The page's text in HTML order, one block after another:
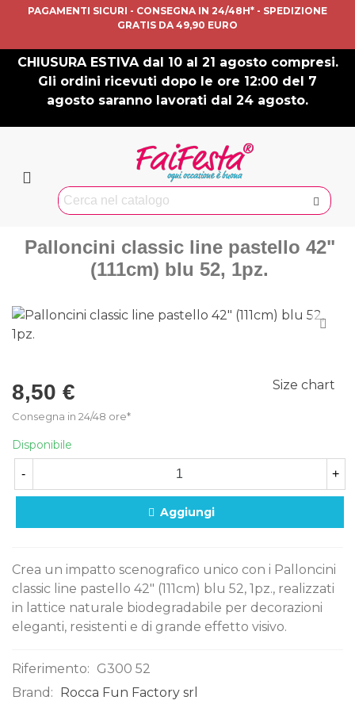
PAGAMENTI SICURI - CONSEGNA IN 24/48H* - SPEDIZIONE
GRATIS DA 49,90 EURO
CHIUSURA ESTIVA dal 10 al 21 agosto compresi.
Gli ordini ricevuti dopo le ore 12:00 del 7
agosto saranno lavorati dal 24 agosto.
Palloncini classic line pastello 42"
(111cm) blu 52, 1pz.
8,50 €
Consegna in 24/48 ore*
Size chart
Disponibile
- +
Aggiungi
Crea un impatto scenografico unico con i Palloncini
classic line pastello 42" (111cm) blu 52, 1pz., realizzati
in lattice naturale biodegradabile per decorazioni
eleganti, resistenti e di grande effetto visivo.
Riferimento: G300 52
Brand:
Rocca Fun Factory srl